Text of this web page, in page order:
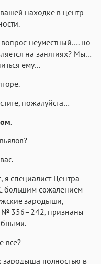
находке в центр
неуместный…. но
на занятиях? Мы…
ему…
пожалуйста…
специалист Центра
большим сожалением
зародыши,
№ 356–242, признаны
все?
зародыша полностью в